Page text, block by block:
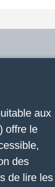
aux
offre le
des
de lire les